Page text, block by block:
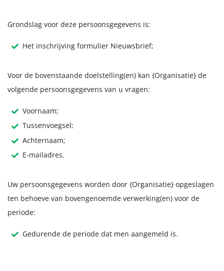
Grondslag voor deze persoonsgegevens is:
Het inschrijving formulier Nieuwsbrief;
Voor de bovenstaande doelstelling(en) kan {Organisatie} de
volgende persoonsgegevens van u vragen:
Voornaam;
Tussenvoegsel;
Achternaam;
E-mailadres.
Uw persoonsgegevens worden door {Organisatie} opgeslagen
ten behoeve van bovengenoemde verwerking(en) voor de
periode:
Gedurende de periode dat men aangemeld is.